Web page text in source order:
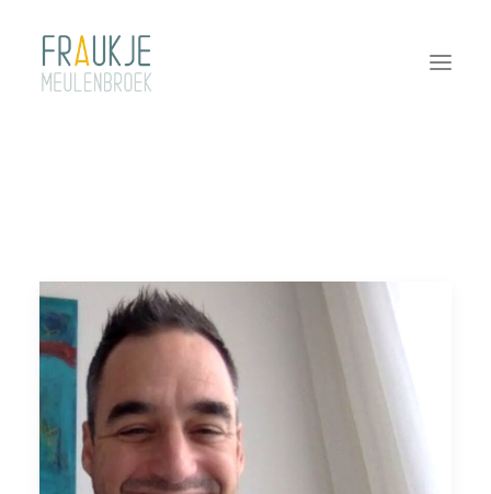
TEAMCOACHING
INTERVISIE | SUPERVISIE
NASCHOLINGEN
PRAKTISCH
CONTACT
OVER FRAUKJE